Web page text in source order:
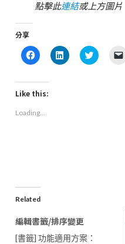
點擊此連結或上方圖
分享
Click
to
Facebook
(Opens
in
window)
Click
to
Click
to
Like this:
Loading...
Related
編輯書籤/排序變更
[書籤] 功能適用方案：